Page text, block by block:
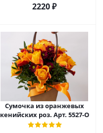
2220 ₽
Сумочка из оранжевых
кенийских роз. Арт. 5527-О